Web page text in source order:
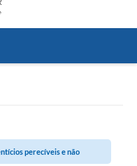
perecíveis e não